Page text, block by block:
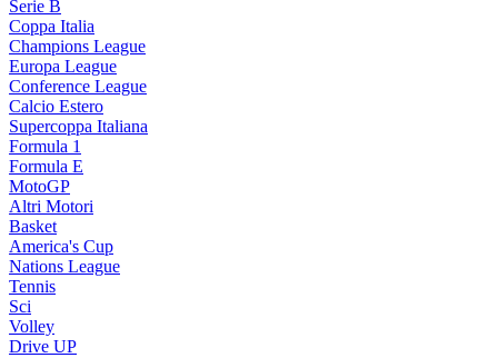
Serie B
Coppa Italia
Champions League
Europa League
Conference League
Calcio Estero
Supercoppa Italiana
Formula 1
Formula E
MotoGP
Altri Motori
Basket
America's Cup
Nations League
Tennis
Sci
Volley
Drive UP